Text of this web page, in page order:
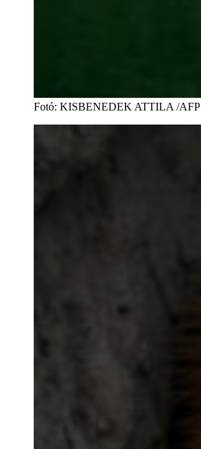
Fotó: KISBENEDEK ATTILA /AFP